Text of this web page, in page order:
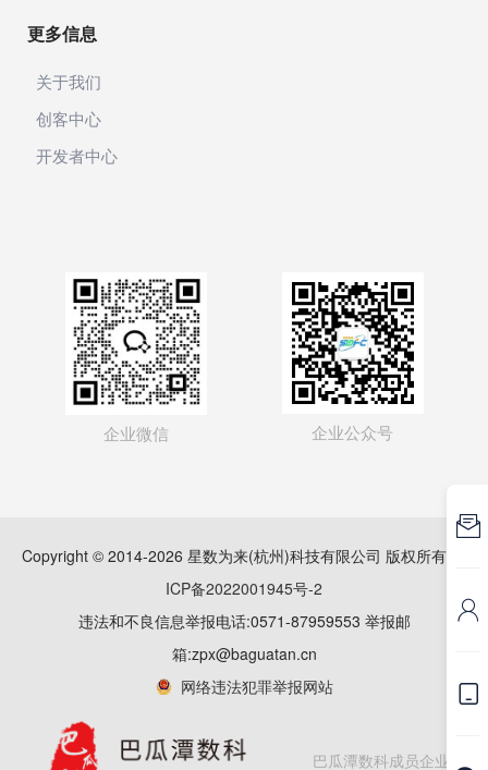
更多信息
关于我们
创客中心
开发者中心
企业微信 企业公众号
Copyright © 2014-2026 星数为来(杭州)科技有限公司 版权所有
ICP备2022001945号-2
违法和不良信息举报电话:0571-87959553 举报邮
箱:zpx@baguatan.cn
网络违法犯罪举报网站
巴瓜潭数科成员企业


